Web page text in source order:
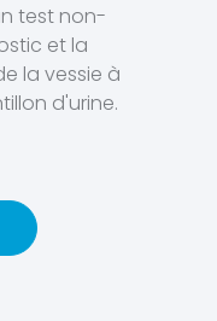
test non-
et la
la vessie à
d'urine.